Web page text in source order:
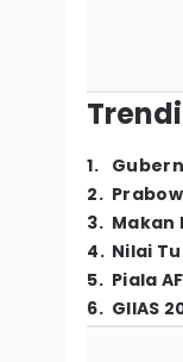
1.
2.
3. Makan
4. Nilai
5. Piala
6. GIIAS